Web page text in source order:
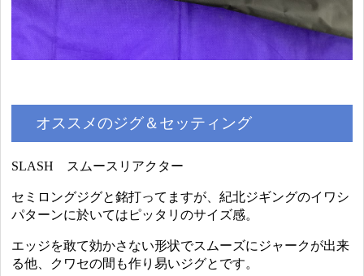
オススメのジグ＆セッティング
SLASH スムースリアクター
セミロングジグと銘打ってますが、紀北ジギングのイワシ
パターンに於いてはピッタリのサイズ感。
エッジを敢て効かさない形状でスムーズにジャークが出来
る他、クワセの間も作り易いジグとです。